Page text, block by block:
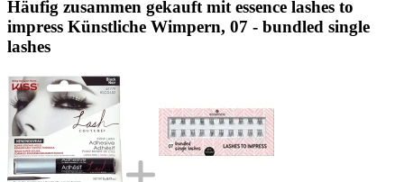
Häufig zusammen gekauft mit essence lashes to
impress Künstliche Wimpern, 07 - bundled single
lashes